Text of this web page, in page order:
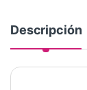
Descripción